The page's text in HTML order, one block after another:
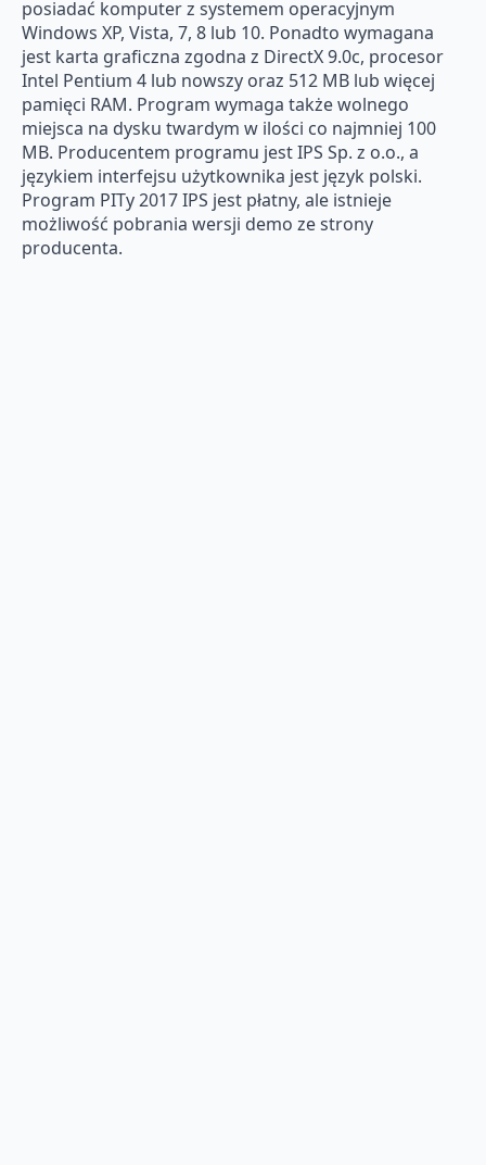
posiadać komputer z systemem operacyjnym
Windows XP, Vista, 7, 8 lub 10. Ponadto wymagana
jest karta graficzna zgodna z DirectX 9.0c, procesor
Intel Pentium 4 lub nowszy oraz 512 MB lub więcej
pamięci RAM. Program wymaga także wolnego
miejsca na dysku twardym w ilości co najmniej 100
MB. Producentem programu jest IPS Sp. z o.o., a
językiem interfejsu użytkownika jest język polski.
Program PITy 2017 IPS jest płatny, ale istnieje
możliwość pobrania wersji demo ze strony
producenta.